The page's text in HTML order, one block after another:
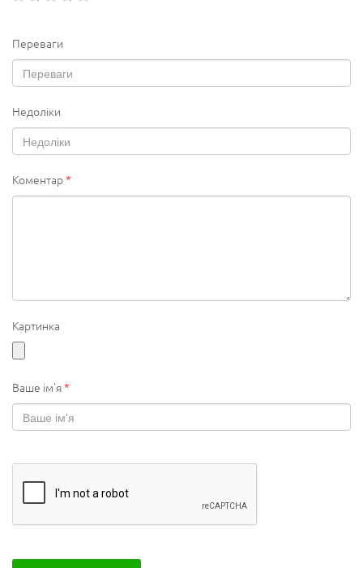
Переваги
Недоліки
Коментар*
Картинка
Ваше ім'я*